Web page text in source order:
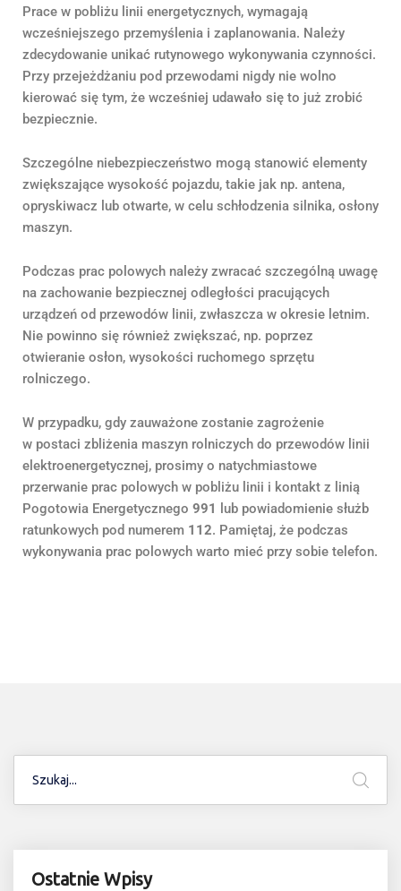
Prace w pobliżu linii energetycznych, wymagają
wcześniejszego przemyślenia i zaplanowania. Należy
zdecydowanie unikać rutynowego wykonywania czynności.
Przy przejeżdżaniu pod przewodami nigdy nie wolno
kierować się tym, że wcześniej udawało się to już zrobić
bezpiecznie.
Szczególne niebezpieczeństwo mogą stanowić elementy
zwiększające wysokość pojazdu, takie jak np. antena,
opryskiwacz lub otwarte, w celu schłodzenia silnika, osłony
maszyn.
Podczas prac polowych należy zwracać szczególną uwagę
na zachowanie bezpiecznej odległości pracujących
urządzeń od przewodów linii, zwłaszcza w okresie letnim.
Nie powinno się również zwiększać, np. poprzez
otwieranie osłon, wysokości ruchomego sprzętu
rolniczego.
W przypadku, gdy zauważone zostanie zagrożenie
w postaci zbliżenia maszyn rolniczych do przewodów linii
elektroenergetycznej, prosimy o natychmiastowe
przerwanie prac polowych w pobliżu linii i kontakt z linią
Pogotowia Energetycznego 991
lub powiadomienie służb
ratunkowych pod numerem 112. Pamiętaj, że podczas
wykonywania prac polowych warto mieć przy sobie telefon.
Ostatnie Wpisy